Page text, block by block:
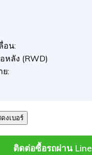
อน:
หลัง (RWD)
ย:
*** แสดงเบอร์
ติดต่อซื้อรถผ่าน Line